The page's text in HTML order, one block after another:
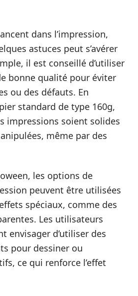
dans l’impression,
astuces peut s’avérer
il est conseillé d’utiliser
bonne qualité pour éviter
ou des défauts. En
standard de type 160g,
impressions soient solides
même par des
les options de
peuvent être utilisées
spéciaux, comme des
Les utilisateurs
envisager d’utiliser des
pour dessiner ou
ce qui renforce l’effet